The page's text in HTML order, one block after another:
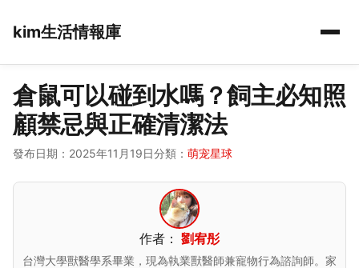
kim生活情報庫
倉鼠可以碰到水嗎？飼主必知照
顧禁忌與正確清潔法
發布日期：2025年11月19日分類： 萌宠星球
作者： 劉宥彤
台灣大學獸醫學系畢業，現為執業獸醫師兼寵物行為諮詢師。家